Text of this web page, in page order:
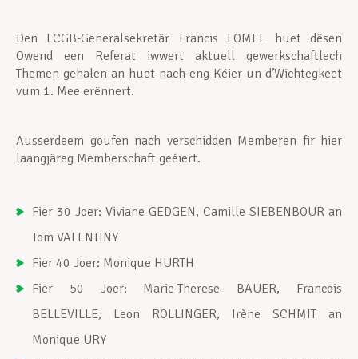
Den LCGB-Generalsekretär Francis LOMEL huet dësen
Owend een Referat iwwert aktuell gewerkschaftlech
Themen gehalen an huet nach eng Kéier un d’Wichtegkeet
vum 1. Mee erënnert.
Ausserdeem goufen nach verschidden Memberen fir hier
laangjäreg Memberschaft geéiert.
Fier 30 Joer: Viviane GEDGEN, Camille SIEBENBOUR an
Tom VALENTINY
Fier 40 Joer: Monique HURTH
Fier 50 Joer: Marie-Therese BAUER, Francois
BELLEVILLE, Leon ROLLINGER, Irène SCHMIT an
Monique URY